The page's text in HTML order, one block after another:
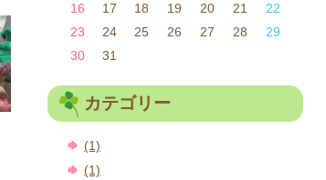
16
17 18 19 20 21
22
23
24 25 26 27 28
29
30
31
カテゴリー
(1)
(1)